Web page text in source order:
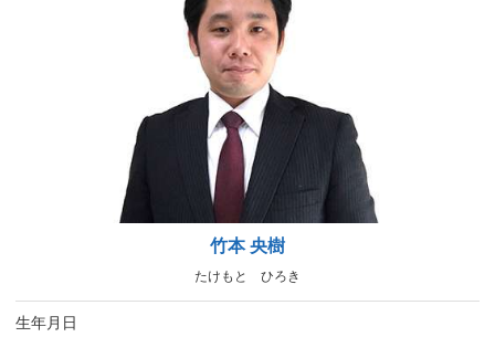
竹本 央樹
たけもと ひろき
生年月日